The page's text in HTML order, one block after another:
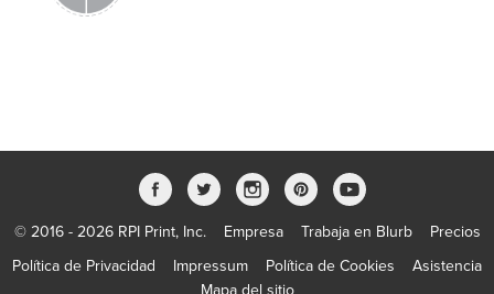
© 2016 - 2026 RPI Print, Inc. Empresa Trabaja en Blurb
Precios
Política de Privacidad
Impressum Política de Cookies
Asistencia